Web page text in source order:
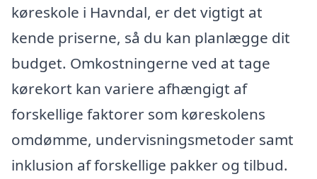
køreskole i Havndal, er det vigtigt at
kende priserne, så du kan planlægge dit
budget. Omkostningerne ved at tage
kørekort kan variere afhængigt af
forskellige faktorer som køreskolens
omdømme, undervisningsmetoder samt
inklusion af forskellige pakker og tilbud.